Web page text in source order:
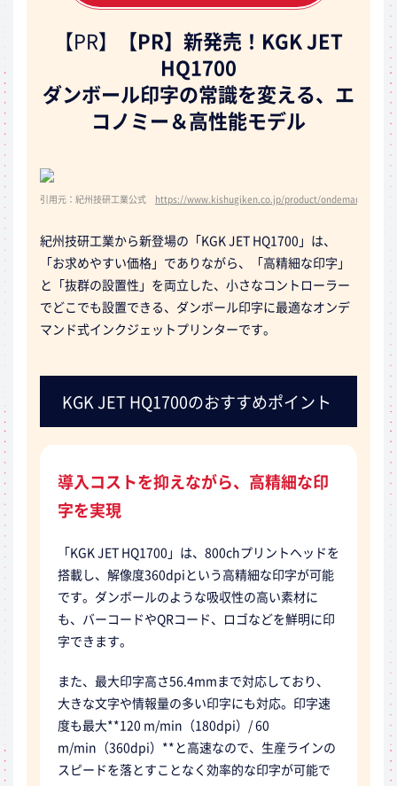
【PR】
【PR】新発売！KGK JET
HQ1700
ダンボール印字の常識を変える、エ
コノミー＆高性能モデル
引用元：紀州技研工業公式 https://www.kishugiken.co.jp/product/ondemando/kgk-
紀州技研工業から新登場の「KGK JET HQ1700」は、
「お求めやすい価格」でありながら、「高精細な印字」
と「抜群の設置性」を両立した、小さなコントローラー
でどこでも設置できる、ダンボール印字に最適なオンデ
マンド式インクジェットプリンターです。
KGK JET HQ1700のおすすめポイント
導入コストを抑えながら、高精細な印
字を実現
「KGK JET HQ1700」は、800chプリントヘッドを
搭載し、解像度360dpiという高精細な印字が可能
です。ダンボールのような吸収性の高い素材に
も、バーコードやQRコード、ロゴなどを鮮明に印
字できます。
また、最大印字高さ56.4mmまで対応しており、
大きな文字や情報量の多い印字にも対応。印字速
度も最大**120 m/min（180dpi）/ 60
m/min（360dpi）**と高速なので、生産ラインの
スピードを落とすことなく効率的な印字が可能で